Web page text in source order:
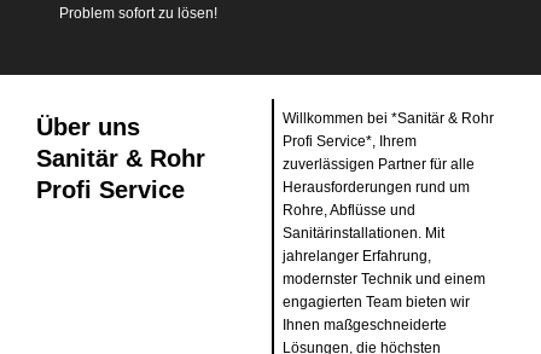
Problem sofort zu lösen!
Über uns
Sanitär & Rohr
Profi Service
Willkommen bei *Sanitär & Rohr
Profi Service*, Ihrem
zuverlässigen Partner für alle
Herausforderungen rund um
Rohre, Abflüsse und
Sanitärinstallationen. Mit
jahrelanger Erfahrung,
modernster Technik und einem
engagierten Team bieten wir
Ihnen maßgeschneiderte
Lösungen, die höchsten